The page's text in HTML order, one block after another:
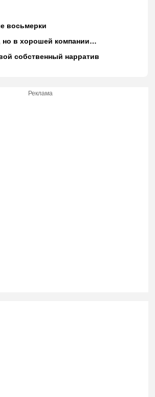
восьмерки
но в хорошей компании…
собственный нарратив
Реклама